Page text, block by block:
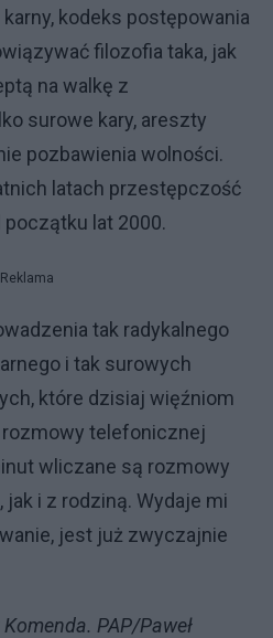
kodeks postępowania
filozofia taka, jak
na walkę z
surowe kary, areszty
pozbawienia wolności.
latach przestępczość
lat 2000.
Reklama
tak radykalnego
i tak surowych
które dzisiaj więźniom
telefonicznej
wliczane są rozmowy
i z rodziną. Wydaje mi
jest już zwyczajnie
PAP/Paweł